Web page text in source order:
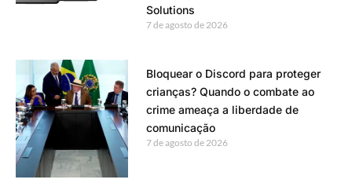
Solutions
7 de agosto de 2026
Bloquear o Discord para proteger
crianças? Quando o combate ao
crime ameaça a liberdade de
comunicação
7 de agosto de 2026